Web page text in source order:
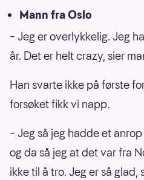
Mann fra Oslo
– Jeg er overlykkelig. Jeg
år. Det er helt crazy, sier
Han svarte ikke på første
forsøket fikk vi napp.
– Jeg så jeg hadde et
og da så jeg at det var fra
ikke til å tro. Jeg er så glad,